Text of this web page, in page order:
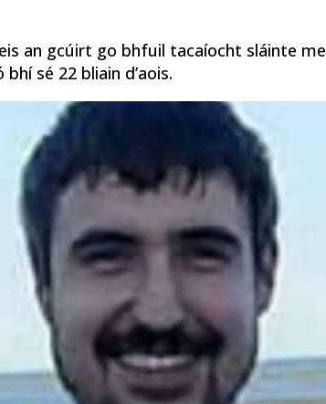
an gcúirt go bhfuil tacaíocht sláinte
bhí sé 22 bliain d’aois.